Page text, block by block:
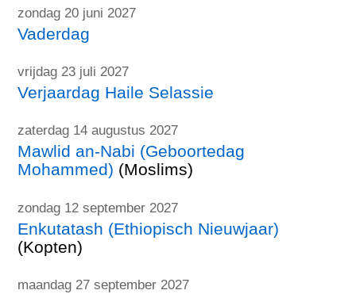
zondag 20 juni 2027
Vaderdag
vrijdag 23 juli 2027
Verjaardag Haile Selassie
zaterdag 14 augustus 2027
Mawlid an-Nabi (Geboortedag
Mohammed) (Moslims)
zondag 12 september 2027
Enkutatash (Ethiopisch Nieuwjaar)
(Kopten)
maandag 27 september 2027